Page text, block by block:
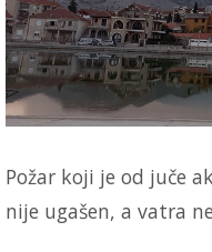
Požar koji je od juče
nije ugašen, a vatra